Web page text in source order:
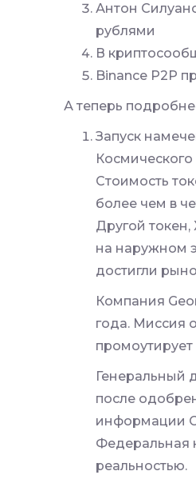
Антон
рублями
В
Binance P2P
А теперь
Запуск
Стоимость
более чем в
Другой
на наружном
достигли
Компания
года. Миссия
Генеральный
после
информации
Федеральная
реальностью.